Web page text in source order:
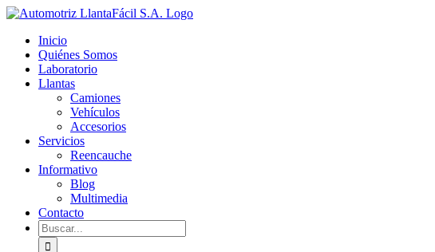
Skip
content
facebook
youtube
Inicio
Quiénes Somos
Laboratorio
Llantas
Camiones
Vehículos
Accesorios
Servicios
Reencauche
Informativo
Blog
Multimedia
Contacto
Buscar: